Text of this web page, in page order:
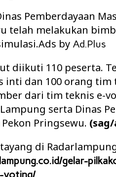
Pemberdayaan
telah melakukan
by Ad.Plus
diikuti 110 peserta.
inti dan 100 orang tim
dari tim teknis e-
serta Dinas
Pringsewu.
di
gelar-
Sambut Kapolres Way Kanan,
Didik Berpamitan, AKBP
Siap Lanj…